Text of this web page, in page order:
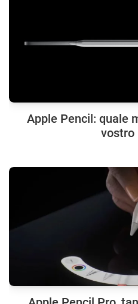
Apple Pencil: quale
vostro